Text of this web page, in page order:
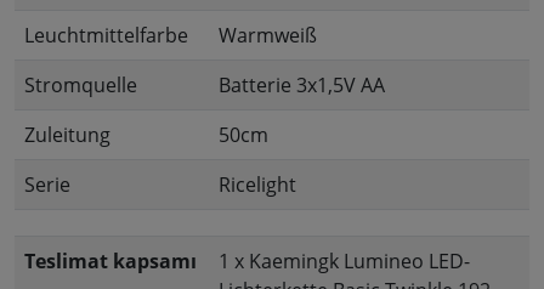
Leuchtmittelfarbe
Warmweiß
Stromquelle
Batterie 3x1,5V AA
Zuleitung
50cm
Serie
Ricelight
Teslimat kapsamı
1 x Kaemingk Lumineo LED-